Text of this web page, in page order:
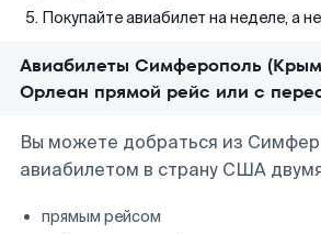
Покупайте авиабилет на неделе, а
Авиабилеты Симферополь
Орлеан прямой рейс или с
Вы можете добраться из
авиабилетом в страну США
прямым рейсом